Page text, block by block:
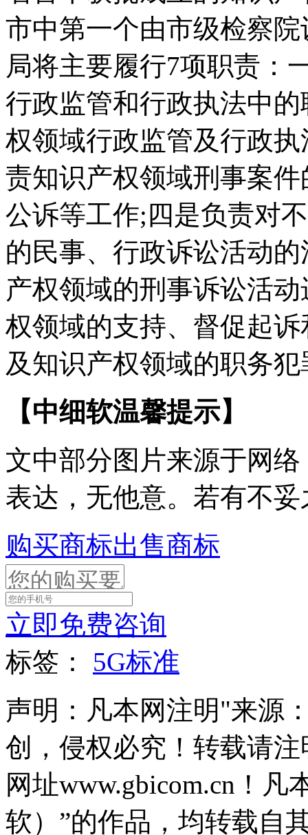
市中第一个由市级检察
局将主要履行7项职责：
行政监管和行政执法中
权领域行政监管及行政
责知识产权领域刑事案
公诉等工作;四是负责对
的民事、行政诉讼活动
产权领域的刑事诉讼活
权领域的支持、督促起
及知识产权领域的职务
【中细软温馨提示】
文中部分图片来源于网
表达，无他意。若有不
购买商标出售商标
立即免费咨询
标签：
5G标准
声明：凡本网注明"来源
创，侵权必究！转载请
网址www.gbicom.cn！
软）”的作品，均转载自